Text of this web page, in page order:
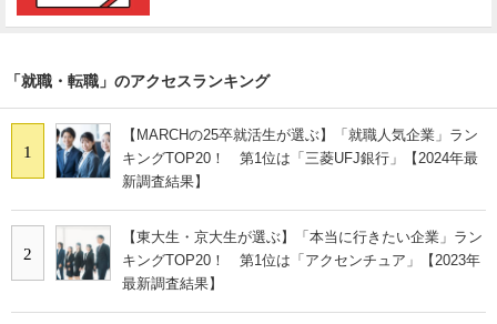
「就職・転職」のアクセスランキング
1
【MARCHの25卒就活生が選ぶ】「就職人気企業」ラン
キングTOP20！ 第1位は「三菱UFJ銀行」【2024年最
新調査結果】
2
【東大生・京大生が選ぶ】「本当に行きたい企業」ラン
キングTOP20！ 第1位は「アクセンチュア」【2023年
最新調査結果】